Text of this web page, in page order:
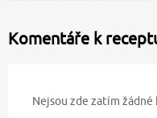
Komentáře k
Nejsou zde zatím žádné